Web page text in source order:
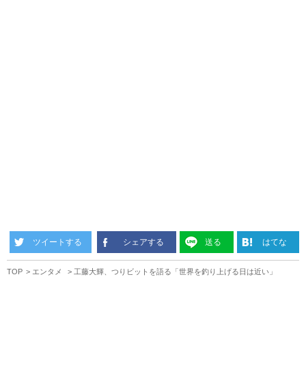
ツイートする シェアする 送る はてな
TOP エンタメ 工藤大輝、つりビットを語る「世界を釣り上げる日は近い」